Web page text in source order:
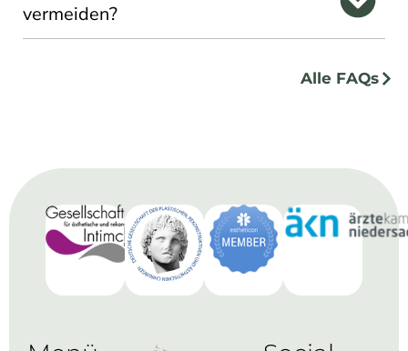
vermeiden?
Alle FAQs